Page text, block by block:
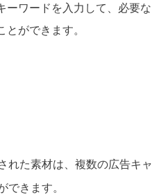
ーワードを入力して、必要な
ができます。
れた素材は、複数の広告キャ
できます。